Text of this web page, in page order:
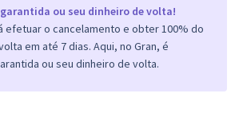
ou seu dinheiro de volta!
efetuar o cancelamento e obter 100% do
em até 7 dias. Aqui, no Gran, é
ou seu dinheiro de volta.